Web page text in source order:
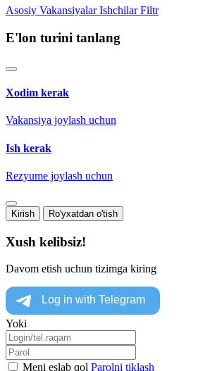
Asosiy Vakansiyalar Ishchilar Filtr
E'lon turini tanlang
Xodim kerak
Vakansiya joylash uchun
Ish kerak
Rezyume joylash uchun
Kirish Ro'yxatdan o'tish
Xush kelibsiz!
Davom etish uchun tizimga kiring
Yoki
Meni eslab qol Parolni tiklash